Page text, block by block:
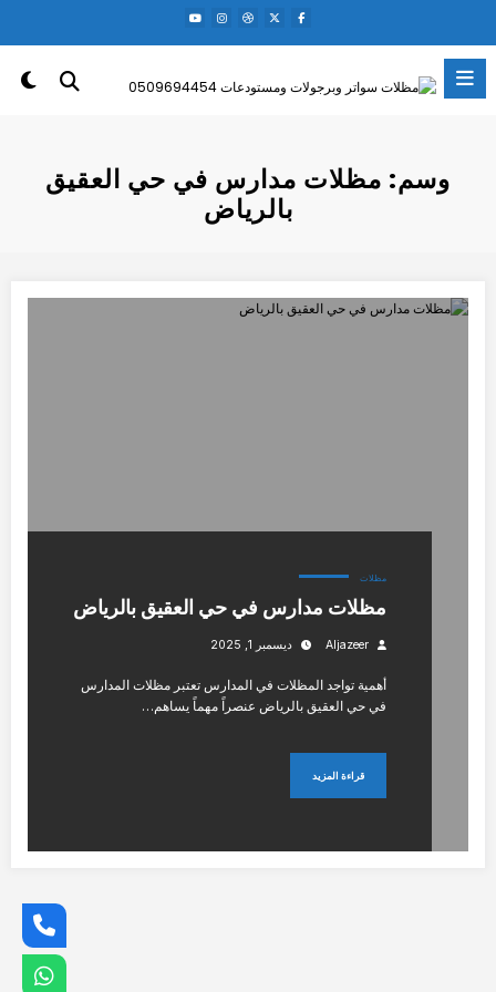
المحتوى
وسم: مظلات مدارس في حي العقيق
بالرياض
مظلات
مظلات مدارس في حي العقيق بالرياض
Aljazeer ديسمبر 1, 2025
أهمية تواجد المظلات في المدارس تعتبر مظلات المدارس
في حي العقيق بالرياض عنصراً مهماً يساهم…
قراءة المزيد